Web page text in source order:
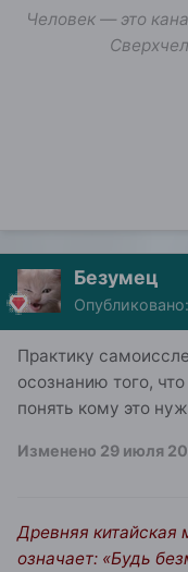
Человек — это
Безумец
Опубликовано:
Практику
осознанию того,
понять кому это
Изменено 29 июля
Древняя китайская
означает: «Будь